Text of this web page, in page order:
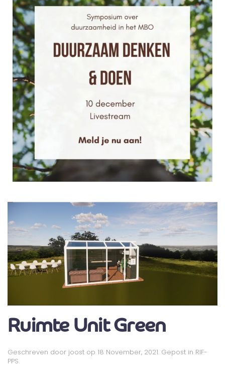
Ruimte Unit Green
Geschreven door joost op 18 November, 2021. Gepost in RIF-
PPS.